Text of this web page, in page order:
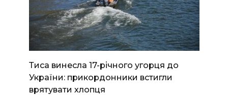
Тиса винесла 17-річного угорця до
України: прикордонники встигли
врятувати хлопця